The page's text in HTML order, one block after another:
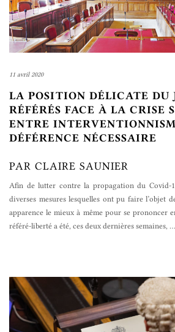
11 avril 2020
LA POSITION DÉLICATE DU
RÉFÉRÉS FACE À LA CRISE
ENTRE
DÉFÉRENCE NÉCESSAIRE
PAR CLAIRE SAUNIER
Afin de lutter contre la propagation du Covid-
diverses mesures lesquelles ont pu faire l’objet
apparence le mieux à même pour se prononcer
référé-liberté a été, ces deux dernières semaines, …